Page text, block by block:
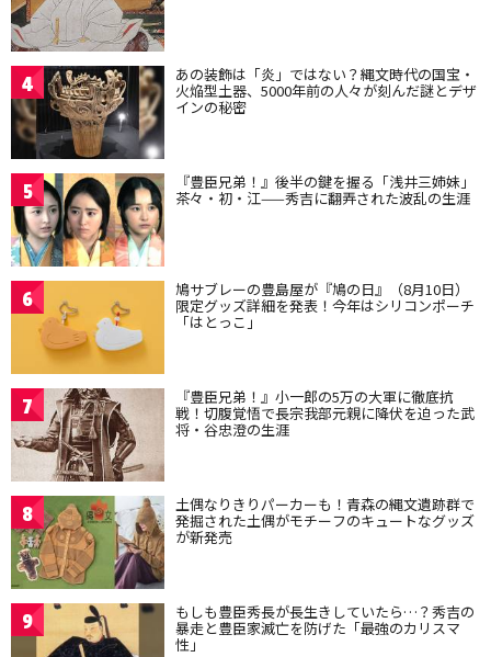
4 あの装飾は「炎」ではない？縄文時代の国宝・
火焔型土器、5000年前の人々が刻んだ謎とデザ
インの秘密
5 『豊臣兄弟！』後半の鍵を握る「浅井三姉妹」
茶々・初・江——秀吉に翻弄された波乱の生涯
6 鳩サブレーの豊島屋が『鳩の日』（8月10日）
限定グッズ詳細を発表！今年はシリコンポーチ
「はとっこ」
7 『豊臣兄弟！』小一郎の5万の大軍に徹底抗
戦！切腹覚悟で長宗我部元親に降伏を迫った武
将・谷忠澄の生涯
8 土偶なりきりパーカーも！青森の縄文遺跡群で
発掘された土偶がモチーフのキュートなグッズ
が新発売
9 もしも豊臣秀長が長生きしていたら…？秀吉の
暴走と豊臣家滅亡を防げた「最強のカリスマ
性」